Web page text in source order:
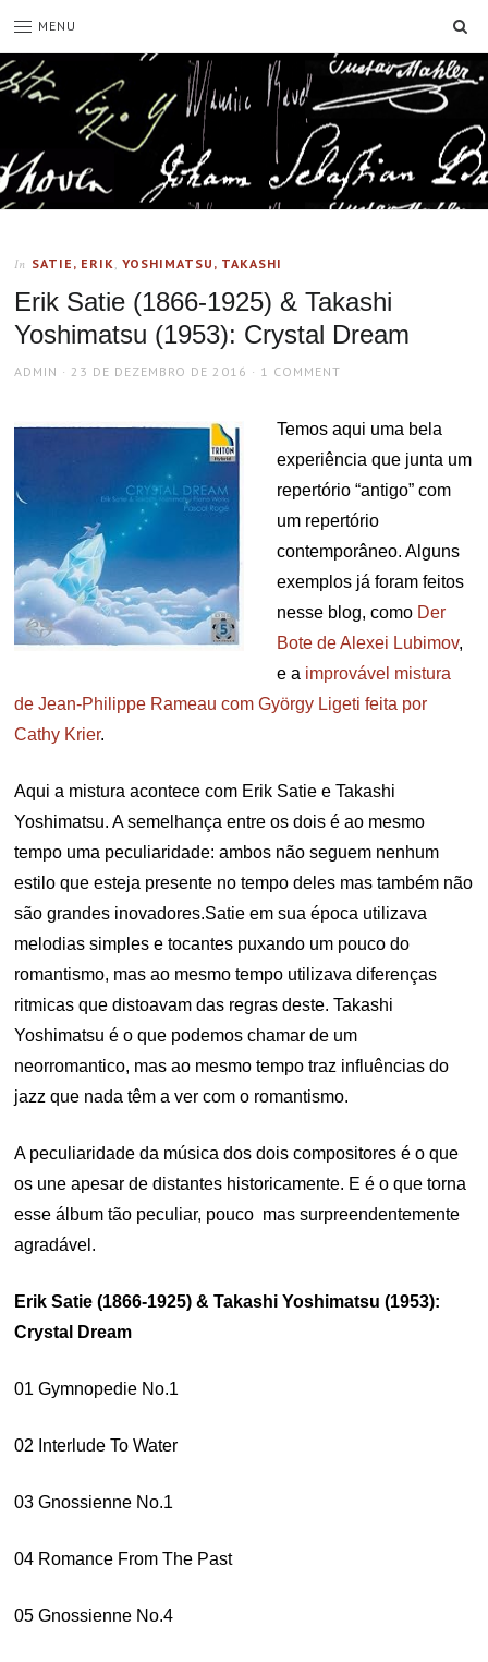
MENU
In SATIE, ERIK,YOSHIMATSU, TAKASHI
Erik Satie (1866-1925) & Takashi
Yoshimatsu (1953): Crystal Dream
AUTHOR
ADMIN
POSTED
23 DE DEZEMBRO DE 2016 1 COMMENT
Temos aqui uma bela
experiência que junta um
repertório “antigo” com
um repertório
contemporâneo. Alguns
exemplos já foram feitos
nesse blog, como Der
Bote de Alexei Lubimov,
e a improvável mistura
de Jean-Philippe Rameau com György Ligeti feita por
Cathy Krier.
Aqui a mistura acontece com Erik Satie e Takashi
Yoshimatsu. A semelhança entre os dois é ao mesmo
tempo uma peculiaridade: ambos não seguem nenhum
estilo que esteja presente no tempo deles mas também não
são grandes inovadores.Satie em sua época utilizava
melodias simples e tocantes puxando um pouco do
romantismo, mas ao mesmo tempo utilizava diferenças
ritmicas que distoavam das regras deste. Takashi
Yoshimatsu é o que podemos chamar de um
neorromantico, mas ao mesmo tempo traz influências do
jazz que nada têm a ver com o romantismo.
A peculiaridade da música dos dois compositores é o que
os une apesar de distantes historicamente. E é o que torna
esse álbum tão peculiar, pouco mas surpreendentemente
agradável.
Erik Satie (1866-1925) & Takashi Yoshimatsu (1953):
Crystal Dream
01 Gymnopedie No.1
02 Interlude To Water
03 Gnossienne No.1
04 Romance From The Past
05 Gnossienne No.4